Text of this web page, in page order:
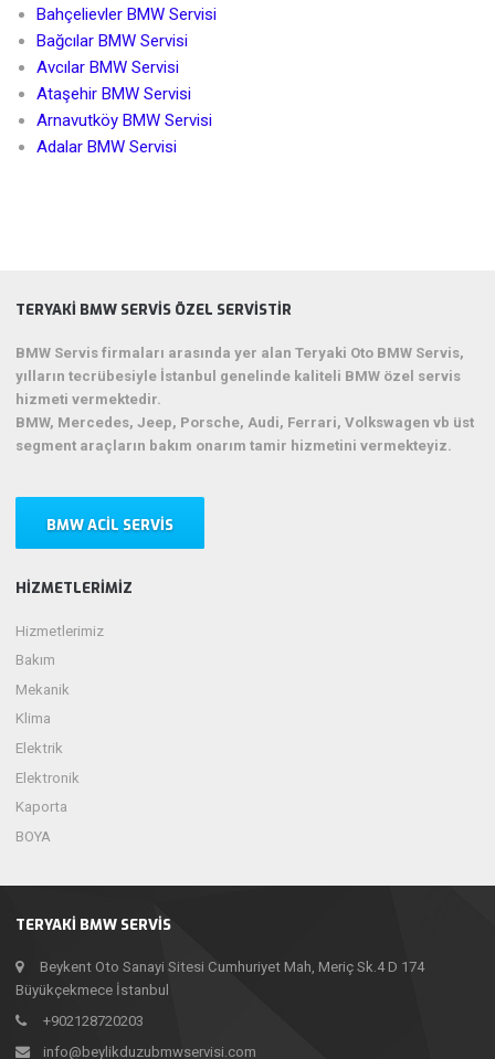
Bahçelievler BMW Servisi
Bağcılar BMW Servisi
Avcılar BMW Servisi
Ataşehir BMW Servisi
Arnavutköy BMW Servisi
Adalar BMW Servisi
TERYAKI BMW SERVIS
Beykent Oto Sanayi Sitesi Cumhuriyet Mah, Meriç Sk.4 D 174
Büyükçekmece İstanbul
+902128720203
info@beylikduzubmwservisi.com
TERYAKI BMW SERVIS ÖZEL SERVISTIR
BMW Servis firmaları arasında yer alan Teryaki Oto BMW Servis,
yılların tecrübesiyle İstanbul genelinde kaliteli BMW özel servis
hizmeti vermektedir.
BMW, Mercedes, Jeep, Porsche, Audi, Ferrari, Volkswagen vb üst
segment araçların bakım onarım tamir hizmetini vermekteyiz.
BMW ACIL SERVIS
HIZMETLERIMIZ
Hizmetlerimiz
Bakım
Mekanik
Klima
Elektrik
Elektronik
Kaporta
BOYA